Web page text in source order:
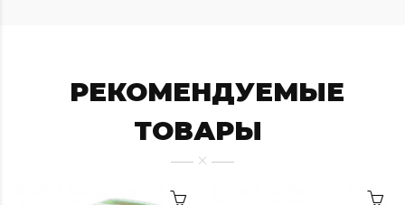
РЕКОМЕНДУЕМЫЕ
ТОВАРЫ